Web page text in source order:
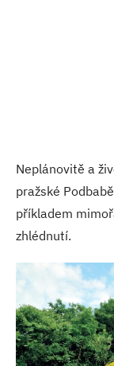
Neplánovitě a
pražské
příkladem
zhlédnutí.